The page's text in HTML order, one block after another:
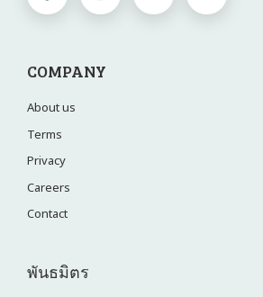
COMPANY
About us
Terms
Privacy
Careers
Contact
พันธมิตร